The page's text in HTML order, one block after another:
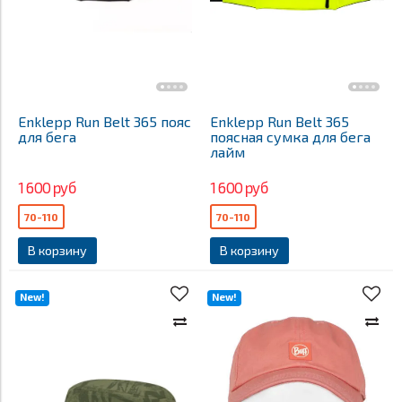
Enklepp Run Belt 365 пояс
для бега
1 600 руб
В корзину
70-110
Enklepp Run Belt 365
поясная сумка для бега
лайм
1 600 руб
В корзину
70-110
New! New!